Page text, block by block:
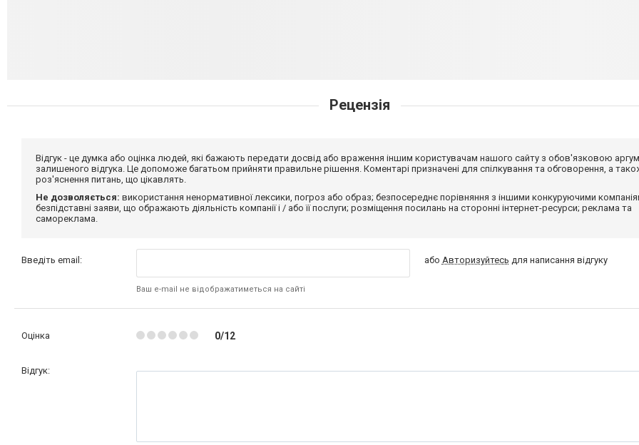
Рецензія
Відгук - це думка або оцінка людей, які бажають передати досвід або враження іншим користувачам нашого сайту з обов'язковою
залишеного відгука. Це допоможе багатьом прийняти правильне рішення. Коментарі призначені для спілкування та обговорення, а
роз'яснення питань, що цікавлять.
Не дозволяється: використання ненормативної лексики, погроз або образ; безпосереднє порівняння з іншими конкуруючими
безпідставні заяви, що ображають діяльність компанії і / або її послуги; розміщення посилань на сторонні інтернет-ресурси; реклама та
самореклама.
Введіть email:
Ваш e-mail не відображатиметься на сайті
або Авторизуйтесь для написання відгуку
Оцінка 0/12
Відгук: